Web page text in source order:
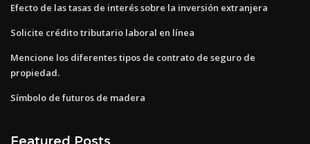
Efecto de las tasas de interés sobre la inversión extranjera
Solicite crédito tributario laboral en línea
Mencione los diferentes tipos de contrato de seguro de
propiedad.
Símbolo de futuros de madera
Featured Posts